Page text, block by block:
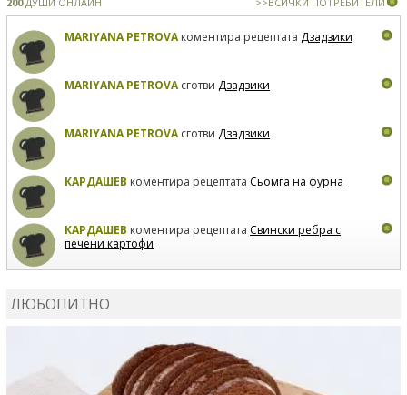
MARIYANA PETROVAкоментира рецептата Дзадзики
MARIYANA PETROVAсготви Дзадзики
MARIYANA PETROVAсготви Дзадзики
КАРДАШЕВ коментира рецептата Сьомга на фурна
КАРДАШЕВ коментира рецептата Свински ребра с
печени картофи
ЛЮБОПИТНО